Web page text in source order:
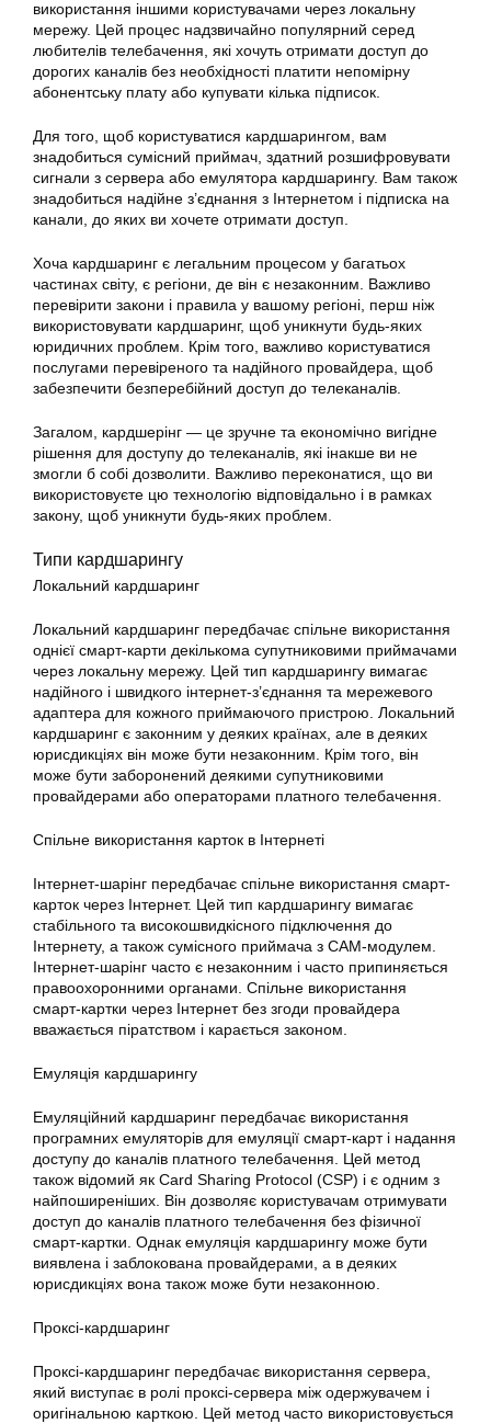
використання іншими користувачами через локальну
мережу. Цей процес надзвичайно популярний серед
любителів телебачення, які хочуть отримати доступ до
дорогих каналів без необхідності платити непомірну
абонентську плату або купувати кілька підписок.
Для того, щоб користуватися кардшарингом, вам
знадобиться сумісний приймач, здатний розшифровувати
сигнали з сервера або емулятора кардшарингу. Вам також
знадобиться надійне з’єднання з Інтернетом і підписка на
канали, до яких ви хочете отримати доступ.
Хоча кардшаринг є легальним процесом у багатьох
частинах світу, є регіони, де він є незаконним. Важливо
перевірити закони і правила у вашому регіоні, перш ніж
використовувати кардшаринг, щоб уникнути будь-яких
юридичних проблем. Крім того, важливо користуватися
послугами перевіреного та надійного провайдера, щоб
забезпечити безперебійний доступ до телеканалів.
Загалом, кардшерінг — це зручне та економічно вигідне
рішення для доступу до телеканалів, які інакше ви не
змогли б собі дозволити. Важливо переконатися, що ви
використовуєте цю технологію відповідально і в рамках
закону, щоб уникнути будь-яких проблем.
Типи кардшарингу
Локальний кардшаринг
Локальний кардшаринг передбачає спільне використання
однієї смарт-карти декількома супутниковими приймачами
через локальну мережу. Цей тип кардшарингу вимагає
надійного і швидкого інтернет-з’єднання та мережевого
адаптера для кожного приймаючого пристрою. Локальний
кардшаринг є законним у деяких країнах, але в деяких
юрисдикціях він може бути незаконним. Крім того, він
може бути заборонений деякими супутниковими
провайдерами або операторами платного телебачення.
Спільне використання карток в Інтернеті
Інтернет-шарінг передбачає спільне використання смарт-
карток через Інтернет. Цей тип кардшарингу вимагає
стабільного та високошвидкісного підключення до
Інтернету, а також сумісного приймача з CAM-модулем.
Інтернет-шарінг часто є незаконним і часто припиняється
правоохоронними органами. Спільне використання
смарт-картки через Інтернет без згоди провайдера
вважається піратством і карається законом.
Емуляція кардшарингу
Емуляційний кардшаринг передбачає використання
програмних емуляторів для емуляції смарт-карт і надання
доступу до каналів платного телебачення. Цей метод
також відомий як Card Sharing Protocol (CSP) і є одним з
найпоширеніших. Він дозволяє користувачам отримувати
доступ до каналів платного телебачення без фізичної
смарт-картки. Однак емуляція кардшарингу може бути
виявлена і заблокована провайдерами, а в деяких
юрисдикціях вона також може бути незаконною.
Проксі-кардшаринг
Проксі-кардшаринг передбачає використання сервера,
який виступає в ролі проксі-сервера між одержувачем і
оригінальною карткою. Цей метод часто використовується